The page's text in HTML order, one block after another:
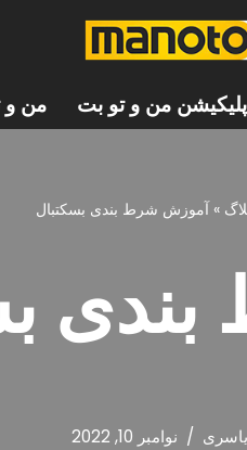
من و تو بت من و
» آموزش شرط بندی بسکتبال
نوامبر 10, 2022